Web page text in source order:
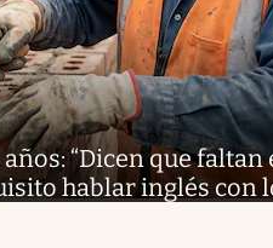
“Dicen que
hablar inglés con